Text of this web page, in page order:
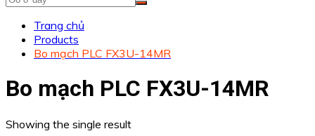
Trang chủ
Products
Bo mạch PLC FX3U-14MR
Bo mạch PLC FX3U-14MR
Showing the single result